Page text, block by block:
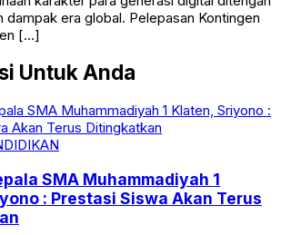
dampak era global. Pelepasan Kontingen
[…]
Untuk Anda
SMA Muhammadiyah 1
: Prestasi Siswa Akan Terus